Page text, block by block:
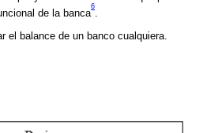
de la banca
6
.
el balance de un banco cualquiera.